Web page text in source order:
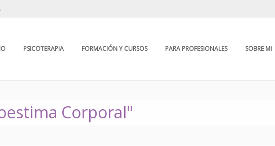
PSICOTERAPIA FORMACIÓN Y CURSOS PARA PROFESIONALES SOBRE MI
Corporal"